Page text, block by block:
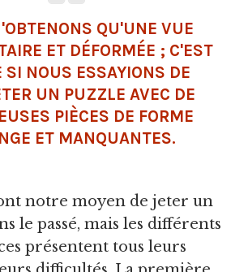
QU'UNE VUE
ET DÉFORMÉE ; C'EST
SI NOUS ESSAYIONS DE
UN PUZZLE AVEC DE
PIÈCES DE FORME
ET MANQUANTES.
notre moyen de jeter un
le passé, mais les différents
présentent tous leurs